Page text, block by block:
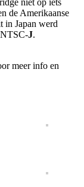
de Amerikaanse
in Japan werd
NTSC-J.
meer info en